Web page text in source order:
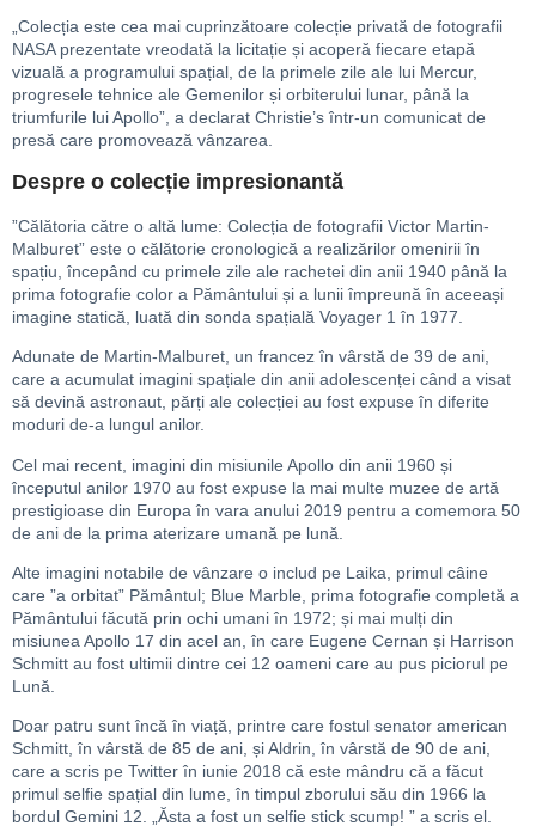
„Colecția este cea mai cuprinzătoare colecție privată de fotografii
NASA prezentate vreodată la licitație și acoperă fiecare etapă
vizuală a programului spațial, de la primele zile ale lui Mercur,
progresele tehnice ale Gemenilor și orbiterului lunar, până la
triumfurile lui Apollo”, a declarat Christie’s într-un comunicat de
presă care promovează vânzarea.
Despre o colecție impresionantă
”Călătoria către o altă lume: Colecția de fotografii Victor Martin-
Malburet” este o călătorie cronologică a realizărilor omenirii în
spațiu, începând cu primele zile ale rachetei din anii 1940 până la
prima fotografie color a Pământului și a lunii împreună în aceeași
imagine statică, luată din sonda spațială Voyager 1 în 1977.
Adunate de Martin-Malburet, un francez în vârstă de 39 de ani,
care a acumulat imagini spațiale din anii adolescenței când a visat
să devină astronaut, părți ale colecției au fost expuse în diferite
moduri de-a lungul anilor.
Cel mai recent, imagini din misiunile Apollo din anii 1960 și
începutul anilor 1970 au fost expuse la mai multe muzee de artă
prestigioase din Europa în vara anului 2019 pentru a comemora 50
de ani de la prima aterizare umană pe lună.
Alte imagini notabile de vânzare o includ pe Laika, primul câine
care ”a orbitat” Pământul; Blue Marble, prima fotografie completă a
Pământului făcută prin ochi umani în 1972; și mai mulți din
misiunea Apollo 17 din acel an, în care Eugene Cernan și Harrison
Schmitt au fost ultimii dintre cei 12 oameni care au pus piciorul pe
Lună.
Doar patru sunt încă în viață, printre care fostul senator american
Schmitt, în vârstă de 85 de ani, și Aldrin, în vârstă de 90 de ani,
care a scris pe Twitter în iunie 2018 că este mândru că a făcut
primul selfie spațial din lume, în timpul zborului său din 1966 la
bordul Gemini 12. „Ăsta a fost un selfie stick scump! ” a scris el.